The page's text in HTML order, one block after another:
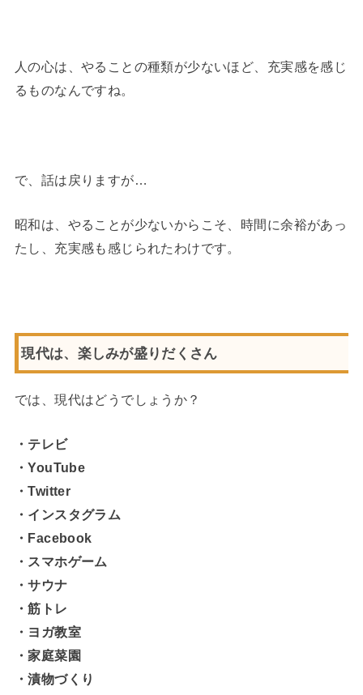
人の心は、やることの種類が少ないほど、充実感を感じ
るものなんですね。
で、話は戻りますが…
昭和は、やることが少ないからこそ、時間に余裕があっ
たし、充実感も感じられたわけです。
現代は、楽しみが盛りだくさん
では、現代はどうでしょうか？
・テレビ
・YouTube
・Twitter
・インスタグラム
・Facebook
・スマホゲーム
・サウナ
・筋トレ
・ヨガ教室
・家庭菜園
・漬物づくり